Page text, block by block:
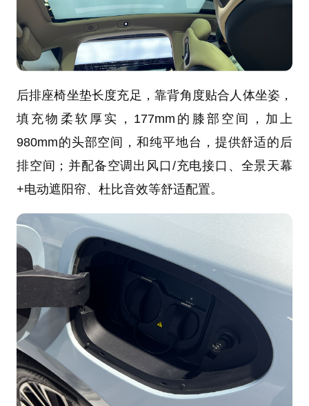
后排座椅坐垫长度充足，靠背角度贴合人体坐姿，
填充物柔软厚实，177mm的膝部空间，加上
980mm的头部空间，和纯平地台，提供舒适的后
排空间；并配备空调出风口/充电接口、全景天幕
+电动遮阳帘、杜比音效等舒适配置。